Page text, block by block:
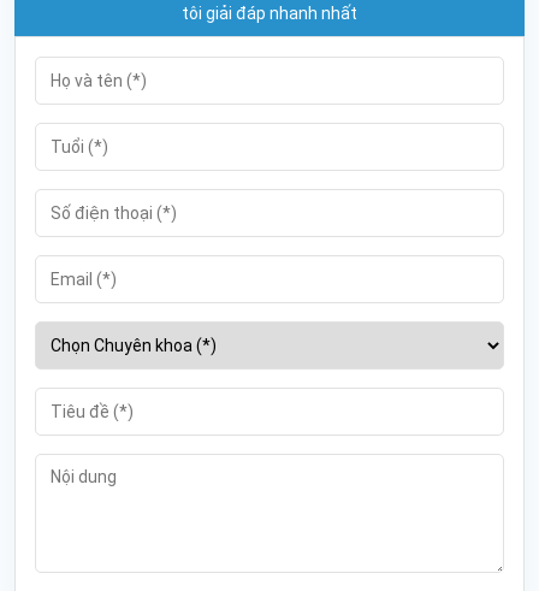
tôi giải đáp nhanh nhất